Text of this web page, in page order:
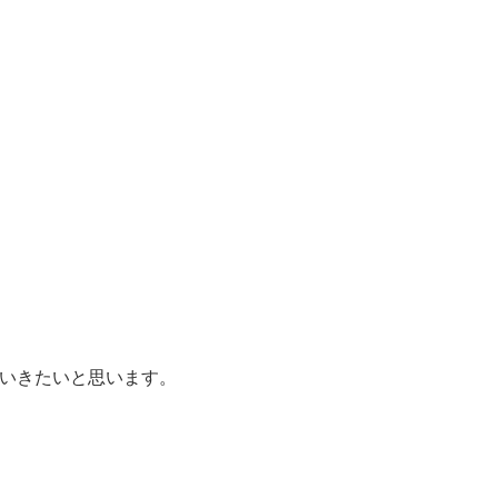
きたいと思います。